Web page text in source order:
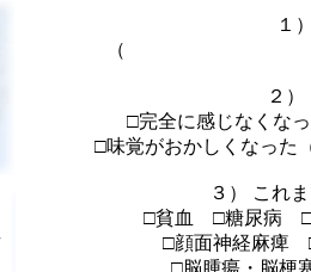
１
２
□完全に感じなくな
□味覚がおかしく
３） これ
□貧血 □糖尿病 □慢
□顔面神経麻痺 □
□脳腫